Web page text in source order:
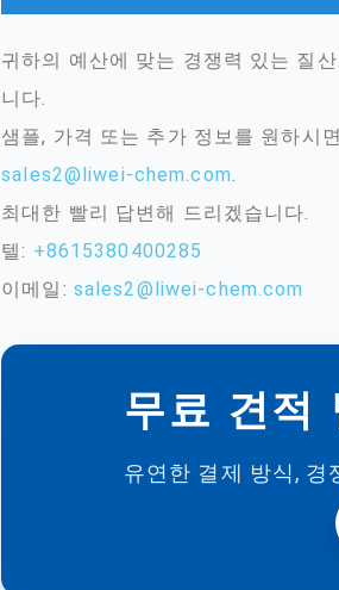
귀하의 예산에 맞는 경쟁력 있는 질
니다.
샘플, 가격 또는 추가 정보를 원하시
sales2@liwei-chem.com
최대한 빨리 답변해 드리겠습니다.
텔: +8615380400285
이메일: sales2@liwei-chem.com
무료 견적
유연한 결제 방식,